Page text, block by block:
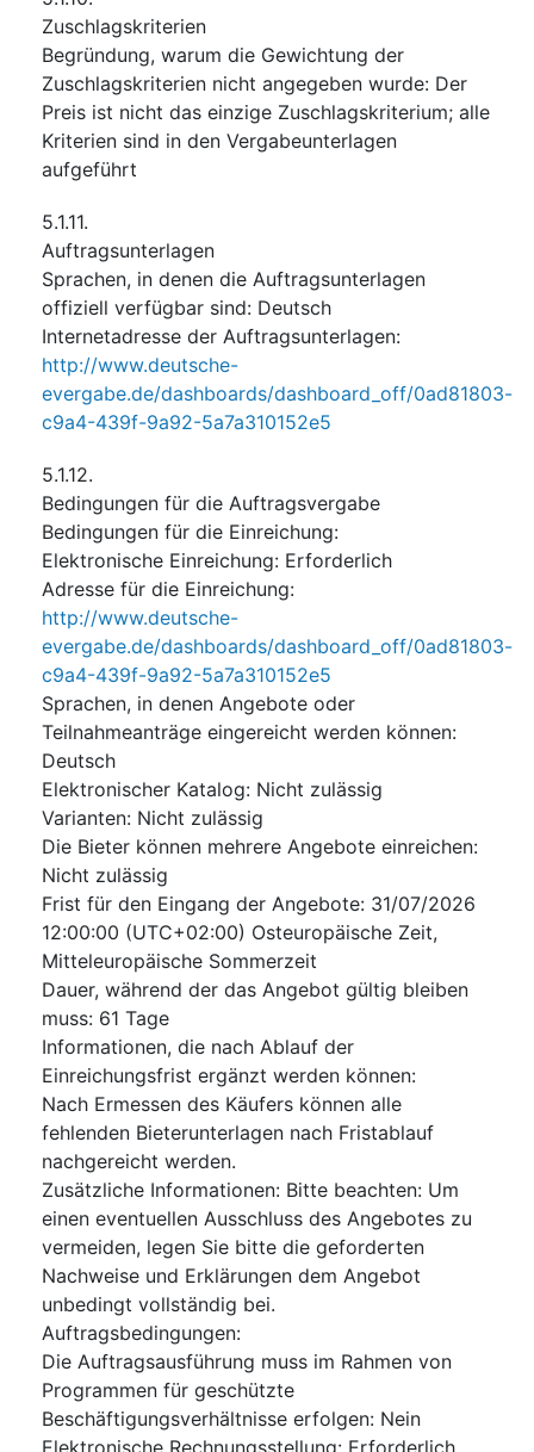
Zuschlagskriterien
Begründung, warum die Gewichtung der
Zuschlagskriterien nicht angegeben wurde: Der
Preis ist nicht das einzige Zuschlagskriterium; alle
Kriterien sind in den Vergabeunterlagen
aufgeführt
5.1.11.
Auftragsunterlagen
Sprachen, in denen die Auftragsunterlagen
offiziell verfügbar sind: Deutsch
Internetadresse der Auftragsunterlagen:
http://www.deutsche-
evergabe.de/dashboards/dashboard_off/0ad81803-
c9a4-439f-9a92-5a7a310152e5
5.1.12.
Bedingungen für die Auftragsvergabe
Bedingungen für die Einreichung:
Elektronische Einreichung: Erforderlich
Adresse für die Einreichung:
http://www.deutsche-
evergabe.de/dashboards/dashboard_off/0ad81803-
c9a4-439f-9a92-5a7a310152e5
Sprachen, in denen Angebote oder
Teilnahmeanträge eingereicht werden können:
Deutsch
Elektronischer Katalog: Nicht zulässig
Varianten: Nicht zulässig
Die Bieter können mehrere Angebote einreichen:
Nicht zulässig
Frist für den Eingang der Angebote: 31/07/2026
12:00:00 (UTC+02:00) Osteuropäische Zeit,
Mitteleuropäische Sommerzeit
Dauer, während der das Angebot gültig bleiben
muss: 61 Tage
Informationen, die nach Ablauf der
Einreichungsfrist ergänzt werden können:
Nach Ermessen des Käufers können alle
fehlenden Bieterunterlagen nach Fristablauf
nachgereicht werden.
Zusätzliche Informationen: Bitte beachten: Um
einen eventuellen Ausschluss des Angebotes zu
vermeiden, legen Sie bitte die geforderten
Nachweise und Erklärungen dem Angebot
unbedingt vollständig bei.
Auftragsbedingungen:
Die Auftragsausführung muss im Rahmen von
Programmen für geschützte
Beschäftigungsverhältnisse erfolgen: Nein
Elektronische Rechnungsstellung: Erforderlich